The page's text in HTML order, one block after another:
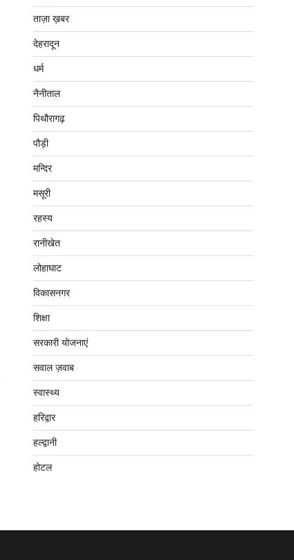
ताज़ा ख़बर
देहरादून
धर्म
नैनीताल
पिथौरागढ़
पौड़ी
मन्दिर
मसूरी
रहस्य
रानीखेत
लोहाघाट
विकासनगर
शिक्षा
सरकारी योजनाएं
सवाल ज़वाब
स्वास्थ्य
हरिद्वार
हल्द्वानी
होटल